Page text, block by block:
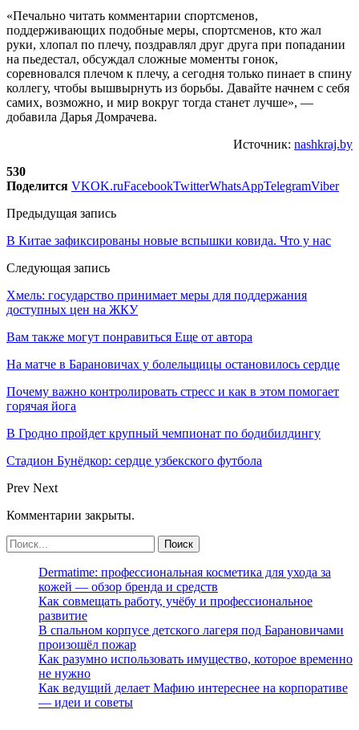
«Печально читать комментарии спортсменов,
поддерживающих подобные меры, спортсменов, кто жал
руки, хлопал по плечу, поздравлял друг друга при попадании
на пьедестал, обсуждал сложные моменты гонок,
соревновался плечом к плечу, а сегодня только пинает в спину
коллегу, чтобы вышвырнуть из борьбы. Давайте начнем с себя
самих, возможно, и мир вокруг тогда станет лучше», —
добавила Дарья Домрачева.
Источник: nashkraj.by
530
Поделится VKOK.ruFacebookTwitterWhatsAppTelegramViber
Предыдущая запись
В Китае зафиксированы новые вспышки ковида. Что у нас
Следующая запись
Хмель: государство принимает меры для поддержания
доступных цен на ЖКУ
Вам также могут понравиться Еще от автора
На матче в Барановичах у болельщицы остановилось сердце
Почему важно контролировать стресс и как в этом помогает
горячая йога
В Гродно пройдет крупный чемпионат по бодибилдингу
Стадион Бунёдкор: сердце узбекского футбола
Prev Next
Комментарии закрыты.
Dermatime: профессиональная косметика для ухода за
кожей — обзор бренда и средств
Как совмещать работу, учёбу и профессиональное
развитие
В спальном корпусе детского лагеря под Барановичами
произошёл пожар
Как разумно использовать имущество, которое временно
не нужно
Как ведущий делает Мафию интереснее на корпоративе
— идеи и советы